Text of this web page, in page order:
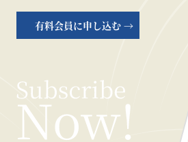
有料会員に申し込む →